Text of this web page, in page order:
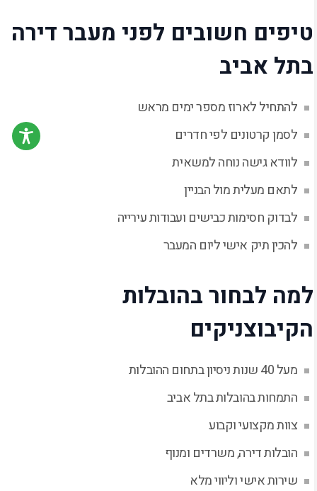
טיפים חשובים לפני מעבר דירה
בתל אביב
להתחיל לארוז מספר ימים מראש
לסמן קרטונים לפי חדרים
לוודא גישה נוחה למשאית
לתאם מעלית מול הבניין
לבדוק חסימות כבישים ועבודות עירייה
להכין תיק אישי ליום המעבר
למה לבחור בהובלות
הקיבוצניקים
מעל 40 שנות ניסיון בתחום ההובלות
התמחות בהובלות בתל אביב
צוות מקצועי וקבוע
הובלות דירה, משרדים ומנוף
שירות אישי וליווי מלא